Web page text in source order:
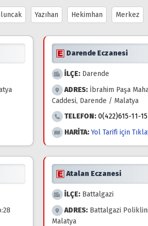
Yazıhan Hekimhan Merkez
Darende Eczanesi
İLÇE:Darende
ADRES:İbrahim Paşa
Caddesi, Darende / Malatya
TELEFON: 0(422)615-11-15
HARİTA: Yol Tarifi için
Atalan Eczanesi
İLÇE:Battalgazi
ADRES:Battalgazi
Malatya